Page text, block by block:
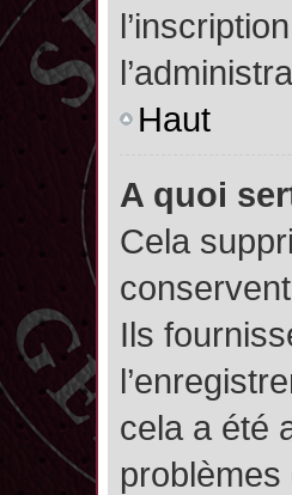
Haut
A quoi
Cela
Ils
cela a été